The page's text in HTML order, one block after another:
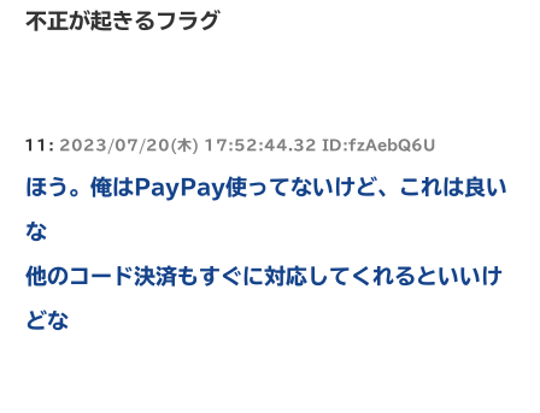
不正が起きるフラグ
11: 2023/07/20(木) 17:52:44.32 ID:fzAebQ6U
ほう。俺はPayPay使ってないけど、これは良い
な
他のコード決済もすぐに対応してくれるといいけ
どな